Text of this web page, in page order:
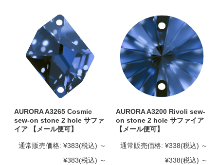
AURORA A3265 Cosmic
sew-on stone 2 hole サファ
イア 【メール便可】
通常販売価格: ¥383(税込) ～
¥383(税込) ～
AURORA A3200 Rivoli sew-
on stone 2 hole サファイア
【メール便可】
通常販売価格: ¥338(税込) ～
¥338(税込) ～